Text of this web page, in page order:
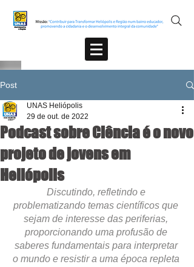
Post
Podcast sobre Ciência é o novo
projeto de jovens em
Heliópolis
UNAS Heliópolis
29 de out. de 2022
Discutindo, refletindo e
problematizando temas científicos que
sejam de interesse das periferias,
proporcionando uma profusão de
saberes fundamentais para interpretar
o mundo e resistir a uma época repleta